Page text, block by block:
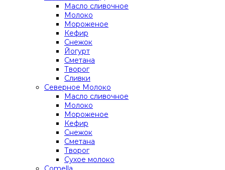
Масло сливочное
Молоко
Мороженое
Кефир
Снежок
Йогурт
Сметана
Творог
Сливки
Северное Молоко
Масло сливочное
Молоко
Мороженое
Кефир
Снежок
Сметана
Творог
Сухое молоко